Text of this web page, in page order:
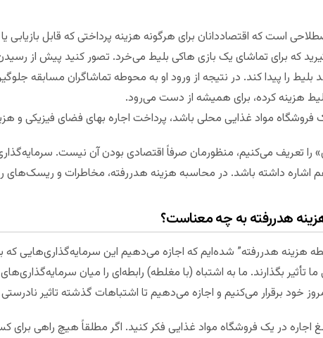
است که اقتصاددانان برای هرگونه هزینه پرداختی که قابل
که برای تماشای یک بازی هاکی بلیط می‌خرد. تصور کنید پیش از
بلیط را پیدا کند. در نتیجه از ورود او به محوطه تماشاگران مسابقه
هزینه کرده، برای همیشه از دست می‌رود.
مواد غذایی محلی باشد، پرداخت اجاره بهای فضای فیزیکی و
را تعریف می‌کنیم، منظورمان صرفاً اقتصادی بودن آن نیست.
داشته باشد. در محاسبه هزینه هدررفته، مخاطرات و ریسک‌های
هدررفته به چه معناست؟
هزینه هدررفته” شده‌ایم که اجازه می‌دهیم این سرمایه‌گذاری‌هایی که
تأثیر بگذارند. ما به اشتباه (با مغلطه) رابطه‌ای را میان
خود برقرار می‌کنیم و اجازه می‌دهیم تا اشتباهات گذشته تاثیر نادرستی
اجاره در یک فروشگاه مواد غذایی فکر کنید. اگر مطلقاً هیچ راهی